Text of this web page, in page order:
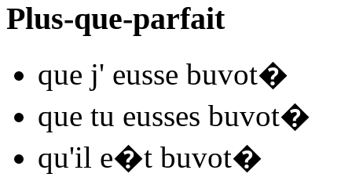
Plus-que-parfait
que j' eusse buvot�
que tu eusses buvot�
qu'il e�t buvot�